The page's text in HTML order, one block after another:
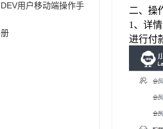
DEV用户移动端操作手
册